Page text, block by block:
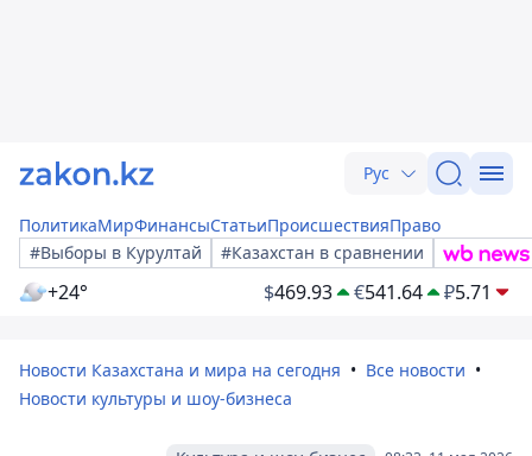
Рус
ПолитикаМирФинансыСтатьиПроисшествияПраво
#Выборы в Курултай
#Казахстан в сравнении
+24° $469.93 €541.64 ₽5.71
Новости Казахстана и мира на сегодня
Все новости
Новости культуры и шоу-бизнеса